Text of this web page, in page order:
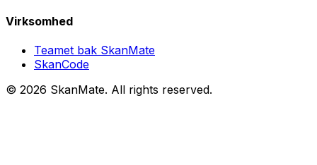
Virksomhed
Teamet bak SkanMate
SkanCode
© 2026 SkanMate. All rights reserved.